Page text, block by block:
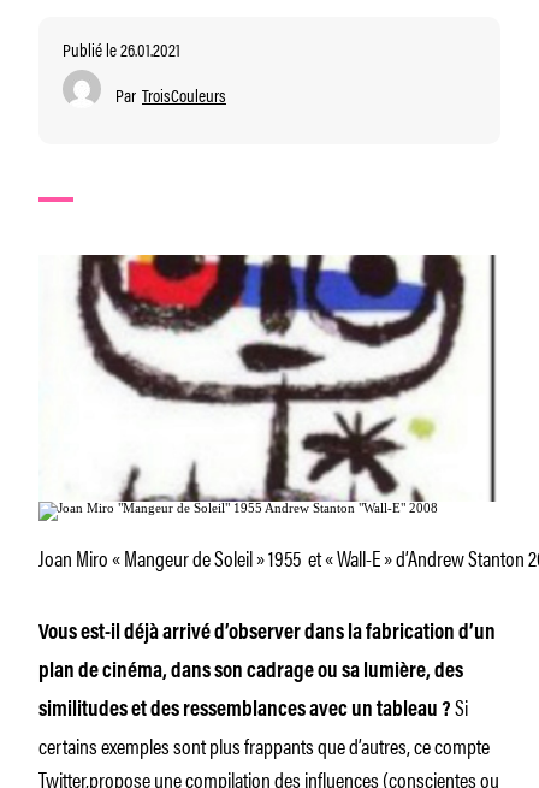
Publié le 26.01.2021
Par TroisCouleurs
Joan Miro « Mangeur de Soleil » 1955 et « Wall-E » d’Andrew Stanton
Vous est-il déjà arrivé d’observer dans la fabrication d’un
plan de cinéma, dans son cadrage ou sa lumière, des
similitudes et des ressemblances avec un tableau ? Si
certains exemples sont plus frappants que d’autres, ce compte
Twitter,propose une compilation des influences (conscientes ou